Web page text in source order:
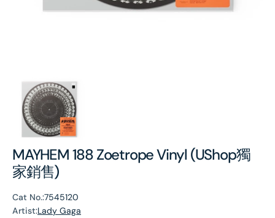
MAYHEM 188 Zoetrope Vinyl (UShop獨
家銷售)
Cat No.:7545120
Artist:Lady Gaga